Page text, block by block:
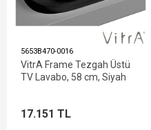
5653B470-0016
VitrA Frame Tezgah Üstü
TV Lavabo, 58 cm, Siyah
17.151 TL